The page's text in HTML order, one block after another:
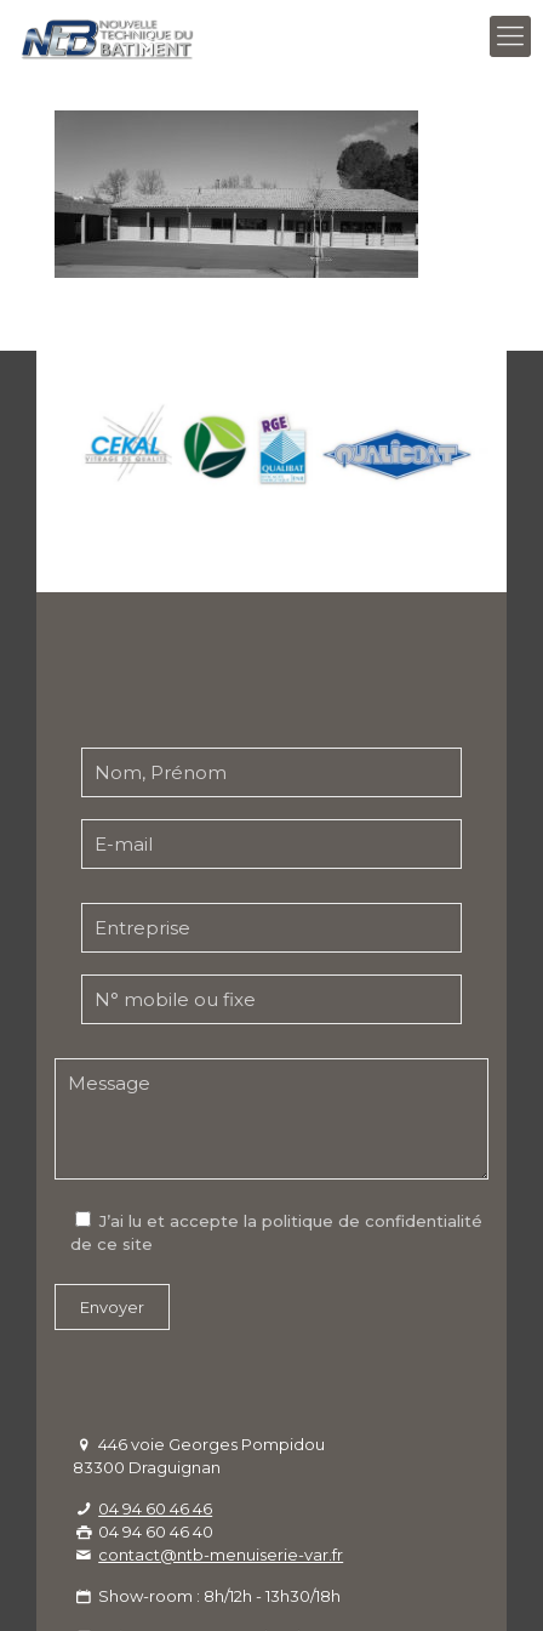
J’ai lu et accepte la politique de confidentialité
de ce site
446 voie Georges Pompidou
83300 Draguignan
04 94 60 46 46
04 94 60 46 40
contact@ntb-menuiserie-var.fr
Show-room : 8h/12h - 13h30/18h